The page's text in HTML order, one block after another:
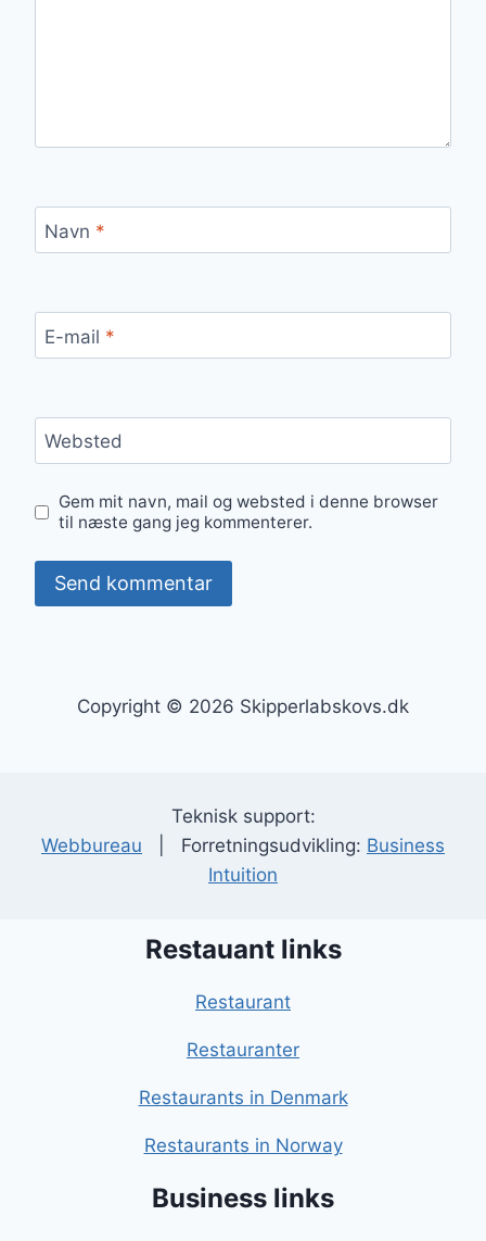
Navn *
E-mail *
Websted
Gem mit navn, mail og websted i denne browser
til næste gang jeg kommenterer.
Copyright © 2026 Skipperlabskovs.dk
Teknisk support:
Webbureau | Forretningsudvikling: Business
Intuition
Restauant links
Restaurant
Restauranter
Restaurants in Denmark
Restaurants in Norway
Business links